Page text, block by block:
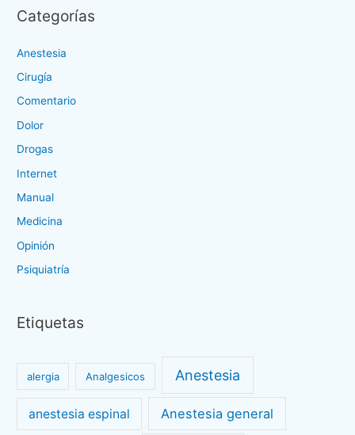
Categorías
Anestesia
Cirugía
Comentario
Dolor
Drogas
Internet
Manual
Medicina
Opinión
Psiquiatría
Etiquetas
alergia Analgesicos Anestesia
anestesia espinal Anestesia general